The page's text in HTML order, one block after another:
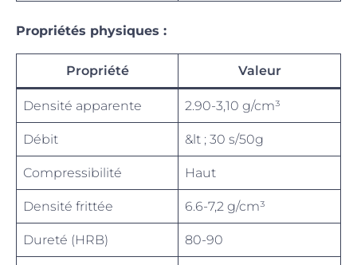
Propriétés physiques :
Propriété Valeur
Densité apparente 2.90-3,10 g/cm³
Débit &lt ; 30 s/50g
Compressibilité Haut
Densité frittée 6.6-7,2 g/cm³
Dureté (HRB) 80-90